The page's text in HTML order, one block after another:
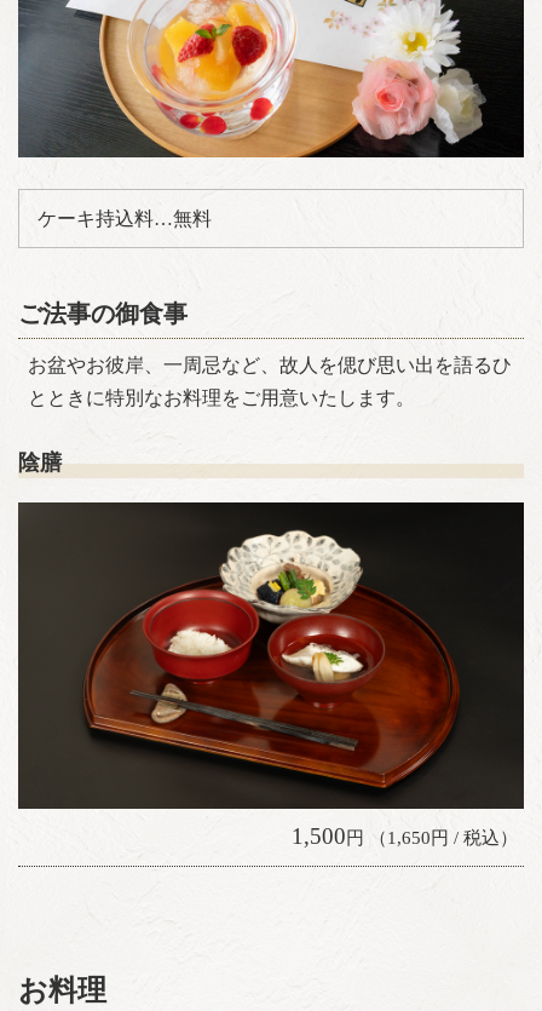
ケーキ持込料…無料
ご法事の御食事
お盆やお彼岸、一周忌など、故人を偲び思い出を語るひ
とときに特別なお料理をご用意いたします。
陰膳
1,500円 （1,650円 / 税込）
お料理